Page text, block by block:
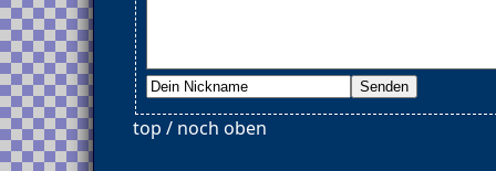
top / noch oben